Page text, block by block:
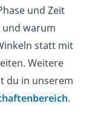
und Zeit
warum
statt mit
Weitere
du in unserem
.